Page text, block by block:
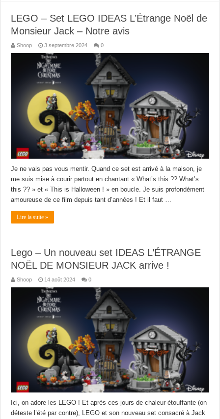
LEGO – Set LEGO IDEAS L’Étrange Noël de
Monsieur Jack – Notre avis
Shoop 3 septembre 2024 0
Je ne vais pas vous mentir. Quand ce set est arrivé à la maison, je
me suis mise à courir partout en chantant « What’s this ?? What’s
this ?? » et « This is Halloween ! » en boucle. Je suis profondément
amoureuse de ce film depuis tant d’années ! Et il faut …
Lire la suite »
Lego – Un nouveau set IDEAS L’ÉTRANGE
NOËL DE MONSIEUR JACK arrive !
Shoop 14 août 2024 0
Ici, on adore les LEGO ! Et après ces jours de chaleur étouffante (on
déteste l’été par contre), LEGO et son nouveau set consacré à Jack